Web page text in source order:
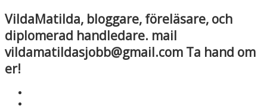
VildaMatilda, bloggare, föreläsare, och
diplomerad handledare. mail
vildamatildasjobb@gmail.com Ta hand om
er!